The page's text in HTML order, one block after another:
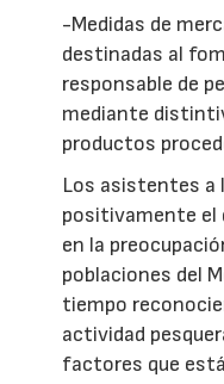
-Medidas de
destinadas al
responsable de
mediante
productos
Los asistentes a
positivamente el
en la
poblaciones del
tiempo
actividad
factores que